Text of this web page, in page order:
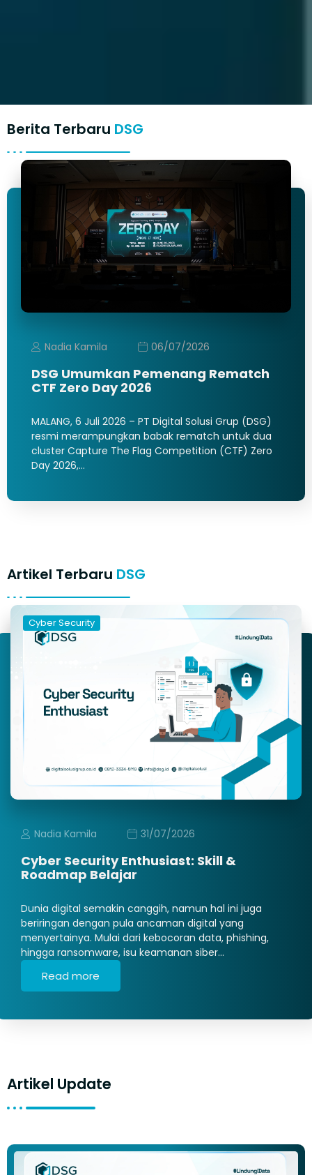
Berita Terbaru DSG
Nadia Kamila 06/07/2026
DSG Umumkan Pemenang Rematch
CTF Zero Day 2026
MALANG, 6 Juli 2026 – PT Digital Solusi Grup (DSG)
resmi merampungkan babak rematch untuk dua
cluster Capture The Flag Competition (CTF) Zero
Day 2026,…
Artikel Terbaru DSG
Cyber Security
Nadia Kamila 31/07/2026
Cyber Security Enthusiast: Skill &
Roadmap Belajar
Dunia digital semakin canggih, namun hal ini juga
beriringan dengan pula ancaman digital yang
menyertainya. Mulai dari kebocoran data, phishing,
hingga ransomware, isu keamanan siber…
Read more
Artikel Update